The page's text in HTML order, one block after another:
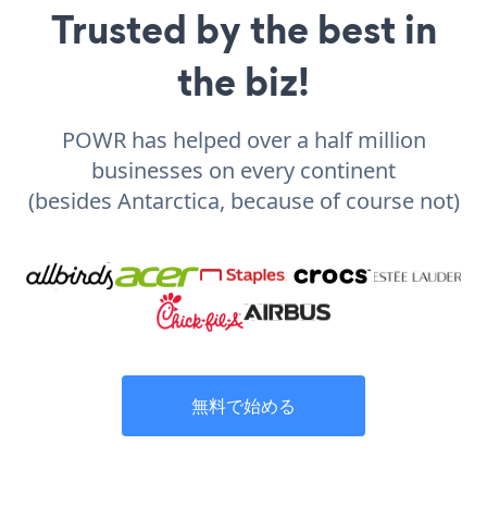
Trusted by the best in
the biz!
POWR has helped over a half million
businesses on every continent
(besides Antarctica, because of course not)
無料で始める